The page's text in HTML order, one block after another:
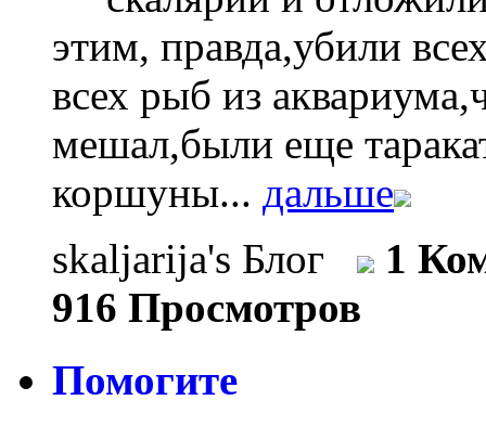
этим, правда,убили
всех рыб из
мешал,были еще
коршуны... дальше
skaljarija's Блог
1
916 Просмотров
Помогите